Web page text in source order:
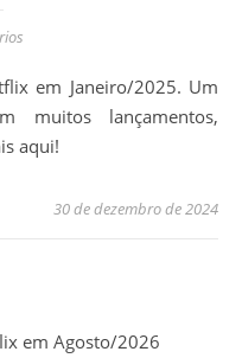
muitos lançamentos,
aqui!
30 de dezembro de 2024
em Agosto/2026